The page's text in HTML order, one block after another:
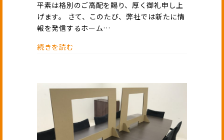
平素は格別のご高配を賜り、厚く御礼申し上
げます。 さて、このたび、弊社では新たに情
報を発信するホーム…
続きを読む